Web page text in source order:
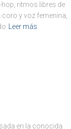
hop, ritmos libres de
y voz femenina,
Leer más
en la conocida